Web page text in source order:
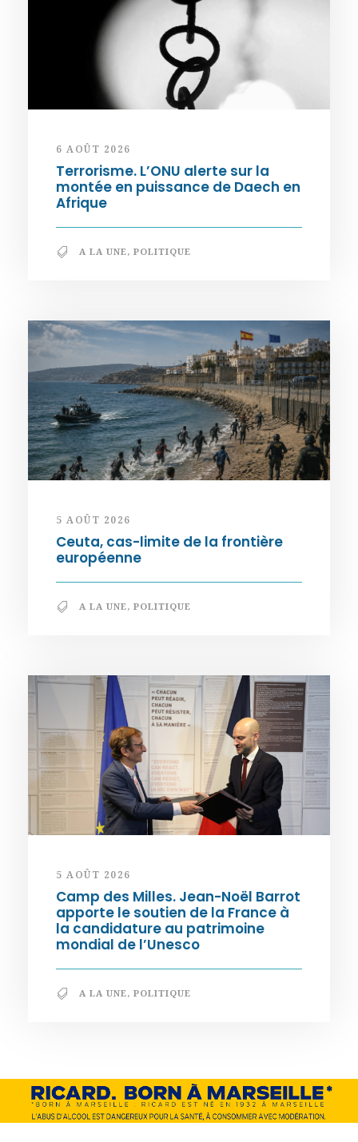
6 AOÛT 2026
Terrorisme. L’ONU alerte sur la
montée en puissance de Daech en
Afrique
A LA UNE, POLITIQUE
5 AOÛT 2026
Ceuta, cas-limite de la frontière
européenne
A LA UNE, POLITIQUE
5 AOÛT 2026
Camp des Milles. Jean-Noël Barrot
apporte le soutien de la France à
la candidature au patrimoine
mondial de l’Unesco
A LA UNE, POLITIQUE